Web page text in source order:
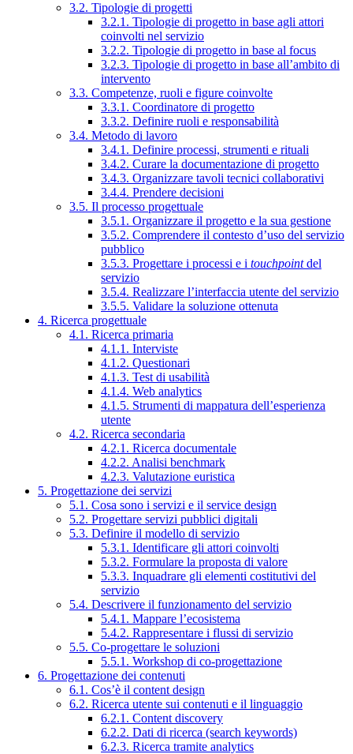
3.2. Tipologie di progetti
3.2.1. Tipologie di progetto in base agli attori
coinvolti nel servizio
3.2.2. Tipologie di progetto in base al focus
3.2.3. Tipologie di progetto in base all’ambito di
intervento
3.3. Competenze, ruoli e figure coinvolte
3.3.1. Coordinatore di progetto
3.3.2. Definire ruoli e responsabilità
3.4. Metodo di lavoro
3.4.1. Definire processi, strumenti e rituali
3.4.2. Curare la documentazione di progetto
3.4.3. Organizzare tavoli tecnici collaborativi
3.4.4. Prendere decisioni
3.5. Il processo progettuale
3.5.1. Organizzare il progetto e la sua gestione
3.5.2. Comprendere il contesto d’uso del servizio
pubblico
3.5.3. Progettare i processi e i touchpointdel
servizio
3.5.4. Realizzare l’interfaccia utente del servizio
3.5.5. Validare la soluzione ottenuta
4. Ricerca progettuale
4.1. Ricerca primaria
4.1.1. Interviste
4.1.2. Questionari
4.1.3. Test di usabilità
4.1.4. Web analytics
4.1.5. Strumenti di mappatura dell’esperienza
utente
4.2. Ricerca secondaria
4.2.1. Ricerca documentale
4.2.2. Analisi benchmark
4.2.3. Valutazione euristica
5. Progettazione dei servizi
5.1. Cosa sono i servizi e il service design
5.2. Progettare servizi pubblici digitali
5.3. Definire il modello di servizio
5.3.1. Identificare gli attori coinvolti
5.3.2. Formulare la proposta di valore
5.3.3. Inquadrare gli elementi costitutivi del
servizio
5.4. Descrivere il funzionamento del servizio
5.4.1. Mappare l’ecosistema
5.4.2. Rappresentare i flussi di servizio
5.5. Co-progettare le soluzioni
5.5.1. Workshop di co-progettazione
6. Progettazione dei contenuti
6.1. Cos’è il content design
6.2. Ricerca utente sui contenuti e il linguaggio
6.2.1. Content discovery
6.2.2. Dati di ricerca (search keywords)
6.2.3. Ricerca tramite analytics